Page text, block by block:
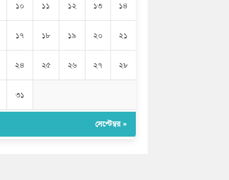
১০ ১১ ১২ ১৩ ১৪
১৭ ১৮ ১৯ ২০ ২১
২৪ ২৫ ২৬ ২৭ ২৮
৩১
সেপ্টেম্বর »